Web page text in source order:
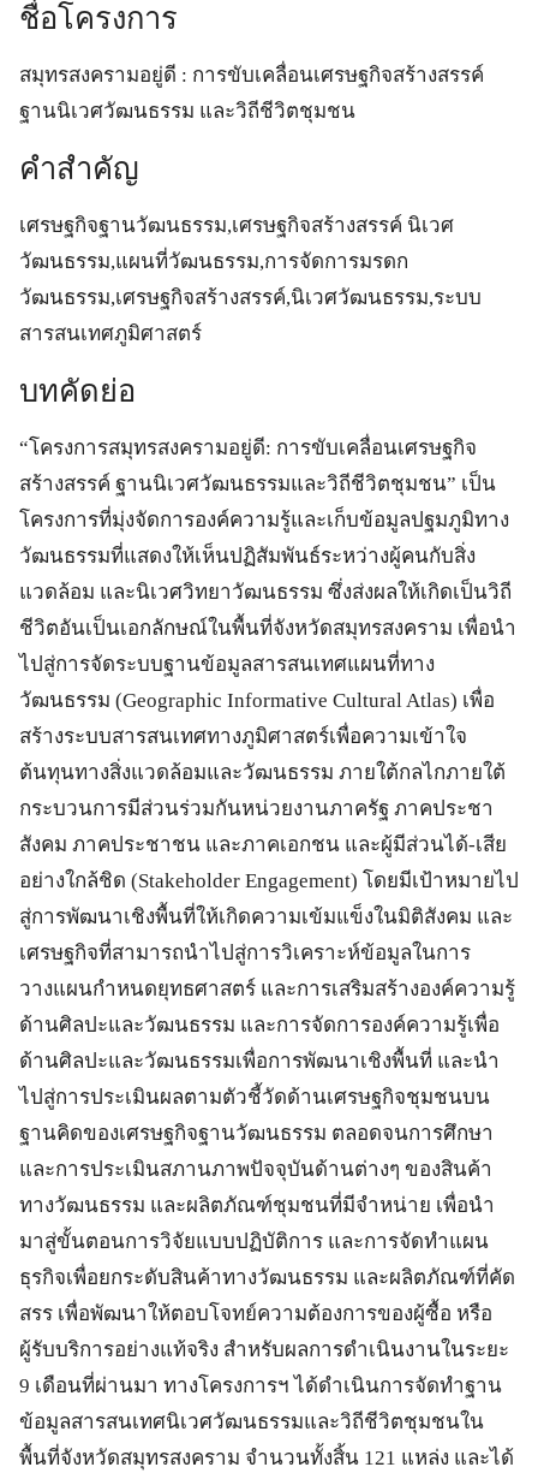
ชื่อโครงการ
สมุทรสงครามอยู่ดี : การขับเคลื่อนเศรษฐกิจสร้างสรรค์
ฐานนิเวศวัฒนธรรม และวิถีชีวิตชุมชน
คำสำคัญ
เศรษฐกิจฐานวัฒนธรรม,เศรษฐกิจสร้างสรรค์ นิเวศ
วัฒนธรรม,แผนที่วัฒนธรรม,การจัดการมรดก
วัฒนธรรม,เศรษฐกิจสร้างสรรค์,นิเวศวัฒนธรรม,ระบบ
สารสนเทศภูมิศาสตร์
บทคัดย่อ
“โครงการสมุทรสงครามอยู่ดี: การขับเคลื่อนเศรษฐกิจ
สร้างสรรค์ ฐานนิเวศวัฒนธรรมและวิถีชีวิตชุมชน” เป็น
โครงการที่มุ่งจัดการองค์ความรู้และเก็บข้อมูลปฐมภูมิทาง
วัฒนธรรมที่แสดงให้เห็นปฏิสัมพันธ์ระหว่างผู้คนกับสิ่ง
แวดล้อม และนิเวศวิทยาวัฒนธรรม ซึ่งส่งผลให้เกิดเป็นวิถี
ชีวิตอันเป็นเอกลักษณ์ในพื้นที่จังหวัดสมุทรสงคราม เพื่อนำ
ไปสู่การจัดระบบฐานข้อมูลสารสนเทศแผนที่ทาง
วัฒนธรรม (Geographic Informative Cultural Atlas) เพื่อ
สร้างระบบสารสนเทศทางภูมิศาสตร์เพื่อความเข้าใจ
ต้นทุนทางสิ่งแวดล้อมและวัฒนธรรม ภายใต้กลไกภายใต้
กระบวนการมีส่วนร่วมกันหน่วยงานภาครัฐ ภาคประชา
สังคม ภาคประชาชน และภาคเอกชน และผู้มีส่วนได้-เสีย
อย่างใกล้ชิด (Stakeholder Engagement) โดยมีเป้าหมายไป
สู่การพัฒนาเชิงพื้นที่ให้เกิดความเข้มแข็งในมิติสังคม และ
เศรษฐกิจที่สามารถนำไปสู่การวิเคราะห์ข้อมูลในการ
วางแผนกำหนดยุทธศาสตร์ และการเสริมสร้างองค์ความรู้
ด้านศิลปะและวัฒนธรรม และการจัดการองค์ความรู้เพื่อ
ด้านศิลปะและวัฒนธรรมเพื่อการพัฒนาเชิงพื้นที่ และนำ
ไปสู่การประเมินผลตามตัวชี้วัดด้านเศรษฐกิจชุมชนบน
ฐานคิดของเศรษฐกิจฐานวัฒนธรรม ตลอดจนการศึกษา
และการประเมินสภานภาพปัจจุบันด้านต่างๆ ของสินค้า
ทางวัฒนธรรม และผลิตภัณฑ์ชุมชนที่มีจำหน่าย เพื่อนำ
มาสู่ขั้นตอนการวิจัยแบบปฏิบัติการ และการจัดทำแผน
ธุรกิจเพื่อยกระดับสินค้าทางวัฒนธรรม และผลิตภัณฑ์ที่คัด
สรร เพื่อพัฒนาให้ตอบโจทย์ความต้องการของผู้ซื้อ หรือ
ผู้รับบริการอย่างแท้จริง สำหรับผลการดำเนินงานในระยะ
9 เดือนที่ผ่านมา ทางโครงการฯ ได้ดำเนินการจัดทำฐาน
ข้อมูลสารสนเทศนิเวศวัฒนธรรมและวิถีชีวิตชุมชนใน
พื้นที่จังหวัดสมุทรสงคราม จำนวนทั้งสิ้น 121 แหล่ง และได้